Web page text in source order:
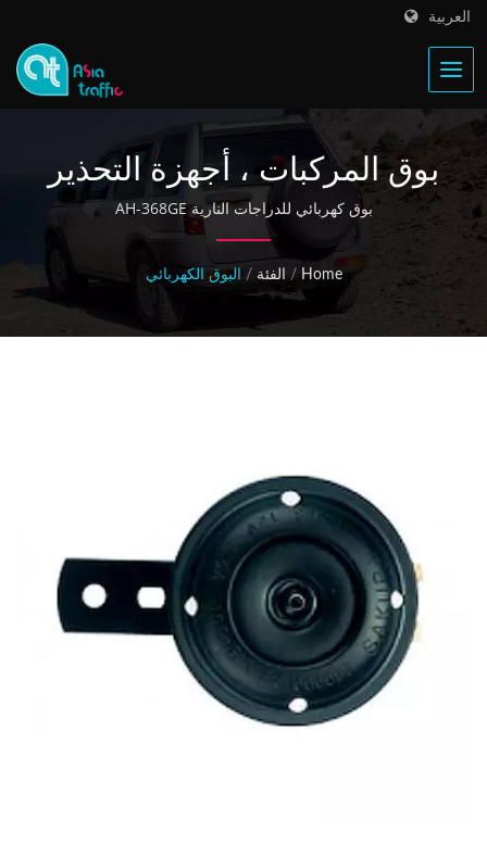
العربية
بوق المركبات ، أجهزة التحذير
السمعية ، مكبر الصوت
الكهربائي
بوق كهربائي للدراجات النارية AH-368GE
Home
/ الفئة / البوق الكهربائي